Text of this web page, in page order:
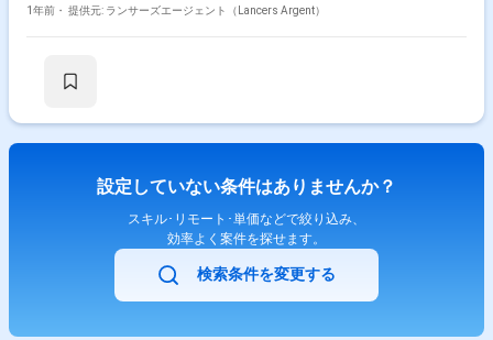
（副業不可） ・エンジニア実務経験3年以上必須 ---------------------------------------------
ービス展開をしています。 【業務内容】 IaCを用いてパブリッククラウド
・Terraformを使ったCI/CDの環境構築に携われます ・既存インフラの設
ャイル開発のスクラム手法でスプリントごとにゴールを定めながら仕事を
進めます ・1週間に1回定例会議、及びスプリントミーティングを実施し
て状況を確認します ・1日に1〜2回ほど状況確認や課題解決のための短い
ミーティングも実施します ・弊社ではSlackチャット、ハドルを活発に使
用しています ・担当するチームのミーティングには、技術に関する内容の
1年前・ 提供元: ランサーズエージェント（Lancers Argent）
設定していない条件はありませんか？
スキル･リモート･単価などで絞り込み、
効率よく案件を探せます。
検索条件を変更する